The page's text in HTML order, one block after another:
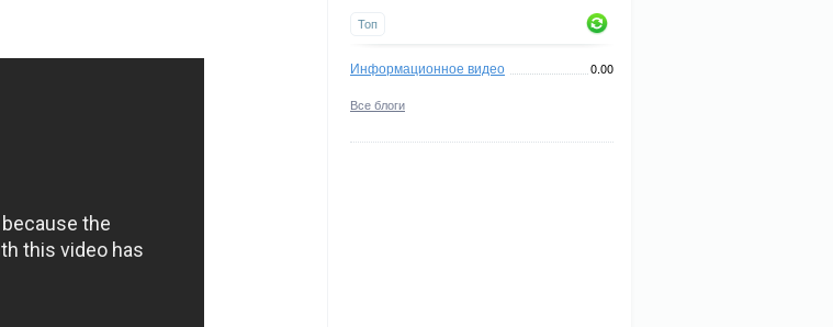
Топ
Информационное видео 0.00
Все блоги